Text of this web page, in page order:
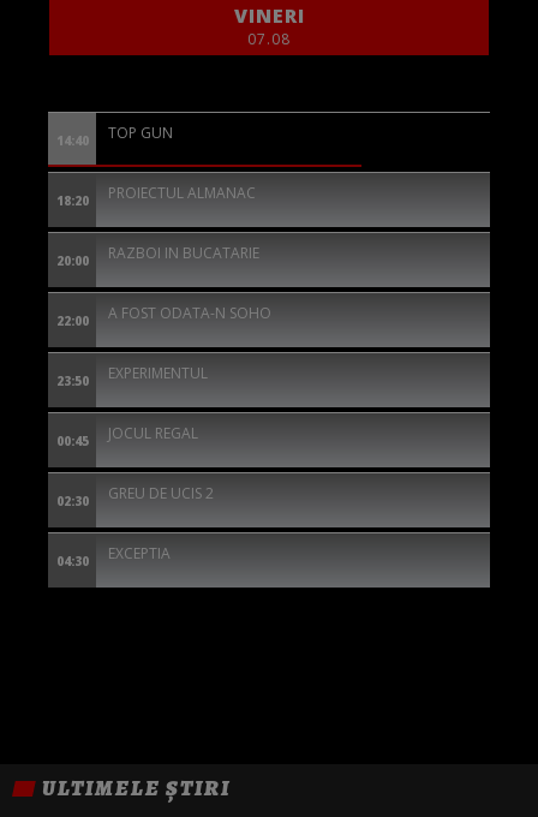
VINERI
07.08
14:40 TOP GUN
18:20 PROIECTUL ALMANAC
20:00 RAZBOI IN BUCATARIE
22:00 A FOST ODATA-N SOHO
23:50 EXPERIMENTUL
00:45 JOCUL REGAL
02:30 GREU DE UCIS 2
04:30 EXCEPTIA
ULTIMELE ȘTIRI